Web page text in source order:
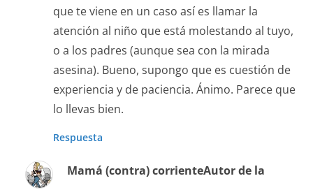
que te viene en un caso así es llamar la
atención al niño que está molestando al tuyo,
o a los padres (aunque sea con la mirada
asesina). Bueno, supongo que es cuestión de
experiencia y de paciencia. Ánimo. Parece que
lo llevas bien.
Respuesta
Mamá (contra) corrienteAutor de la